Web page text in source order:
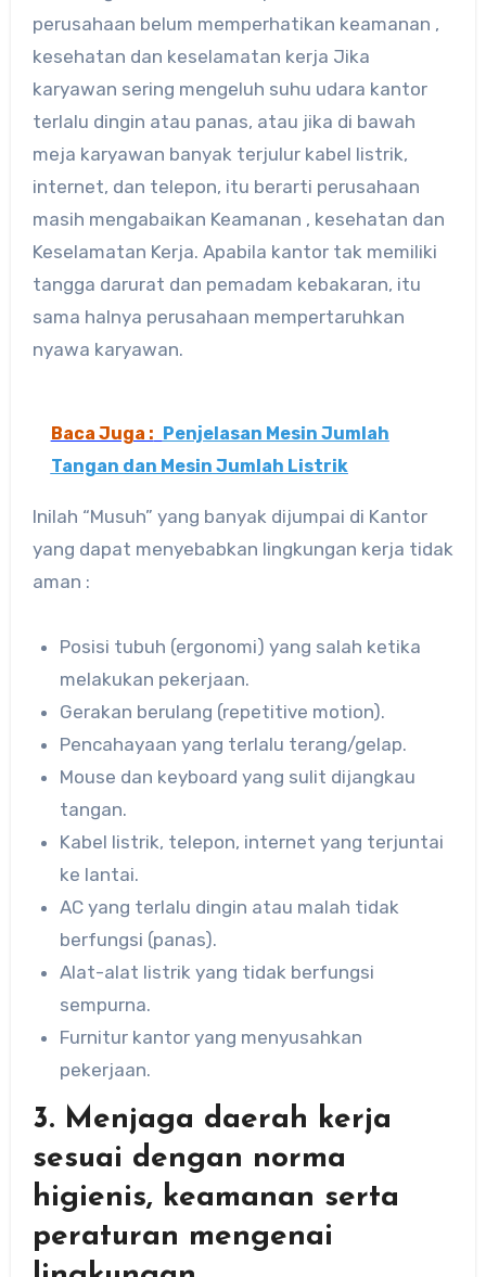
perusahaan belum memperhatikan keamanan ,
kesehatan dan keselamatan kerja Jika
karyawan sering mengeluh suhu udara kantor
terlalu dingin atau panas, atau jika di bawah
meja karyawan banyak terjulur kabel listrik,
internet, dan telepon, itu berarti perusahaan
masih mengabaikan Keamanan , kesehatan dan
Keselamatan Kerja. Apabila kantor tak memiliki
tangga darurat dan pemadam kebakaran, itu
sama halnya perusahaan mempertaruhkan
nyawa karyawan.
Baca Juga :
Penjelasan Mesin Jumlah
Tangan dan Mesin Jumlah Listrik
Inilah “Musuh” yang banyak dijumpai di Kantor
yang dapat menyebabkan lingkungan kerja tidak
aman :
Posisi tubuh (ergonomi) yang salah ketika
melakukan pekerjaan.
Gerakan berulang (repetitive motion).
Pencahayaan yang terlalu terang/gelap.
Mouse dan keyboard yang sulit dijangkau
tangan.
Kabel listrik, telepon, internet yang terjuntai
ke lantai.
AC yang terlalu dingin atau malah tidak
berfungsi (panas).
Alat-alat listrik yang tidak berfungsi
sempurna.
Furnitur kantor yang menyusahkan
pekerjaan.
3. Menjaga daerah kerja
sesuai dengan norma
higienis, keamanan serta
peraturan mengenai